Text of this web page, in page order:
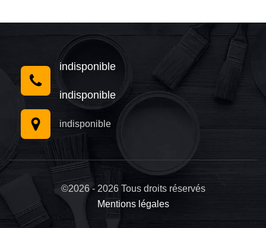
indisponible
indisponible
indisponible
©2026 - 2026 Tous droits réservés
Mentions légales